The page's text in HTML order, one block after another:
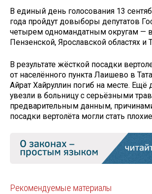
В единый день голосования 13
года пройдут довыборы депутатов
четырем одномандатным округам —
Пензенской, Ярославской областях и
В результате жёсткой посадки
от населённого пункта Лаишево в
Айрат Хайруллин погиб на месте. Ещё
увезли в больницу с серьёзными
предварительным данным,
посадки вертолёта могли стать
Рекомендуемые материалы